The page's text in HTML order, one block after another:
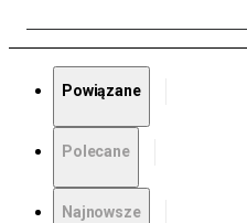
Powiązane
Polecane
Najnowsze